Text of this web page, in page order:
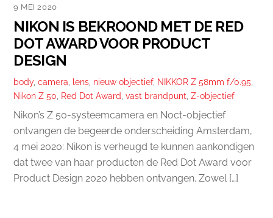
9 MEI 2020
NIKON IS BEKROOND MET DE RED
DOT AWARD VOOR PRODUCT
DESIGN
body,camera, lens, nieuw objectief, NIKKOR Z 58mm f/0.95,
Nikon Z 50, Red Dot Award,vast brandpunt,Z-objectief
Nikon’s Z 50-systeemcamera en Noct-objectief
ontvangen de begeerde onderscheiding Amsterdam,
4 mei 2020: Nikon is verheugd te kunnen aankondigen
dat twee van haar producten de Red Dot Award voor
Product Design 2020 hebben ontvangen. Zowel […]